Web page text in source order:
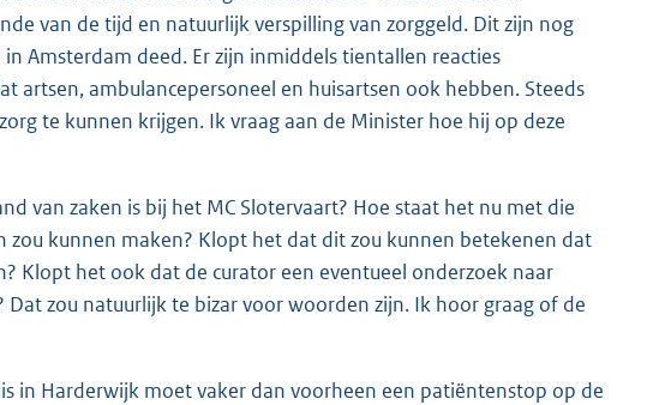
van de tijd en natuurlijk verspilling van zorggeld. Dit zijn nog
Amsterdam deed. Er zijn inmiddels tientallen reacties
artsen, ambulancepersoneel en huisartsen ook hebben. Steeds
te kunnen krijgen. Ik vraag aan de Minister hoe hij op deze
van zaken is bij het MC Slotervaart? Hoe staat het nu met die
kunnen maken? Klopt het dat dit zou kunnen betekenen dat
Klopt het ook dat de curator een eventueel onderzoek naar
zou natuurlijk te bizar voor woorden zijn. Ik hoor graag of de
in Harderwijk moet vaker dan voorheen een patiëntenstop op de